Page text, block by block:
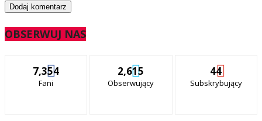
OBSERWUJ NAS
7,354
Fani
2,615
Obserwujący
44
Subskrybujący